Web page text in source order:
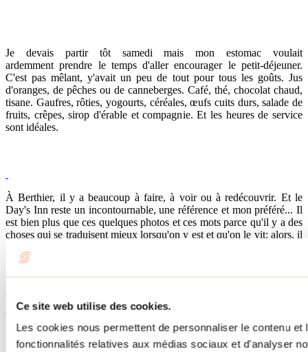
Ce site web utilise des cookies.
Les cookies nous permettent de personnaliser le contenu
fonctionnalités relatives aux médias sociaux et d'analyser
Je devais partir tôt samedi mais mon estomac voulait
ardemment prendre le temps d'aller encourager le petit-déjeuner.
C'est pas mêlant, y'avait un peu de tout pour tous les goûts. Jus
d'oranges, de pêches ou de canneberges. Café, thé, chocolat chaud,
tisane. Gaufres, rôties, yogourts, céréales, œufs cuits durs, salade de
fruits, crêpes, sirop d'érable et compagnie. Et les heures de service
sont idéales.
À Berthier, il y a beaucoup à faire, à voir ou à redécouvrir. Et le
Day's Inn reste un incontournable, une référence et mon préféré... Il
est bien plus que ces quelques photos et ces mots parce qu'il y a des
choses qui se traduisent mieux lorsqu'on y est et qu'on le vit; alors, il
faudra que vous veniez y faire votre tour vous aussi...
Un Merci tout spécial à madame Anike Bélanger pour m'avoir
MERCI! Et je n'attendrai pas un autre 7 ans pour retourner chez
vous là, où on se sent un peu, beaucoup comme chez nous! :)
_____________________________
Days Inn Berthierville
760, rue Gadoury